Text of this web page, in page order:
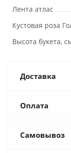
Лента атлас
Кустовая роза
Высота букета,
Доставка
Оплата
Самовывоз